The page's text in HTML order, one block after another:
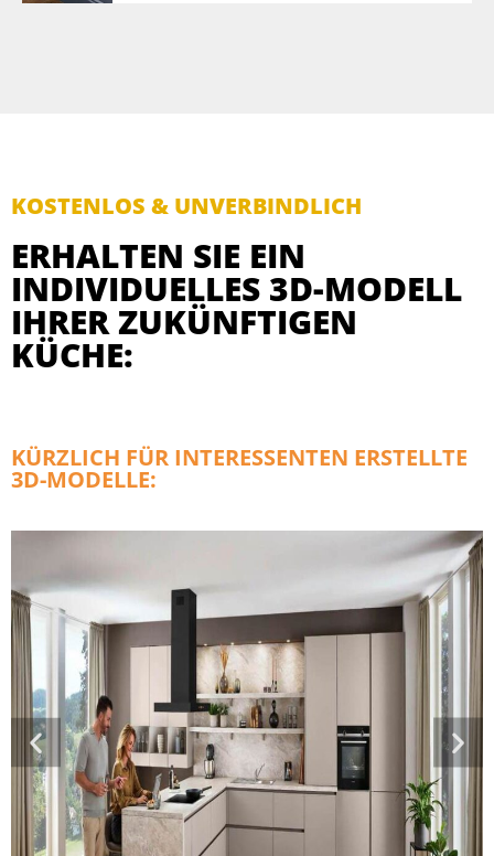
KOSTENLOS & UNVERBINDLICH
ERHALTEN SIE EIN
INDIVIDUELLES 3D-MODELL
IHRER ZUKÜNFTIGEN
KÜCHE:
KÜRZLICH FÜR INTERESSENTEN ERSTELLTE
3D-MODELLE: